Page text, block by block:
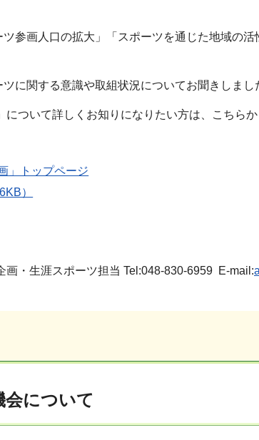
参画人口の拡大」「スポーツを通じた地域の
に関する意識や取組状況についてお聞きしまし
ついて詳しくお知りになりたい方は、こちらか
」トップページ
）
・生涯スポーツ担当 Tel:048-830-6959 E-mail:
について